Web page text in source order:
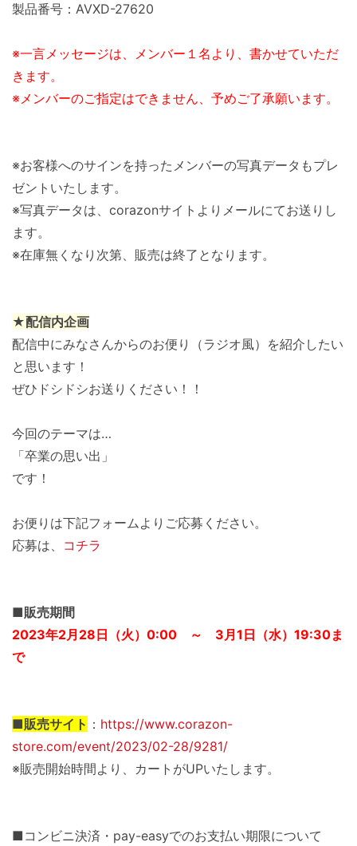
製品番号：AVXD-27620
※一言メッセージは、メンバー１名より、書かせていただ
きます。
※メンバーのご指定はできません、予めご了承願います。
※お客様へのサインを持ったメンバーの写真データもプレ
ゼントいたします。
※写真データは、corazonサイトよりメールにてお送りし
ます。
※在庫無くなり次第、販売は終了となります。
★配信内企画
配信中にみなさんからのお便り（ラジオ風）を紹介したい
と思います！
ぜひドシドシお送りください！！
今回のテーマは…
「卒業の思い出」
です！
お便りは下記フォームよりご応募ください。
応募は、 コチラ
■販売期間
2023年2月28日（火）0:00 ～ 3月1日（水）19:30ま
で
■販売サイト ： https://www.corazon-
store.com/event/2023/02-28/9281/
※販売開始時間より、カートがUPいたします。
■コンビニ決済・pay-easyでのお支払い期限について